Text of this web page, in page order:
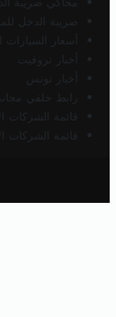
ضريبة الدخل
أسعار
أخبار تروفيت
أخبار تونس
رابط خلفي
قائمة الشركات
قائمة الشركات